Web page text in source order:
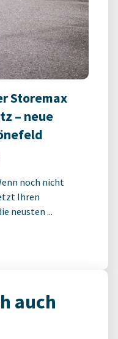
Storemax
– neue
noch nicht
Ihren
neusten ...
auch